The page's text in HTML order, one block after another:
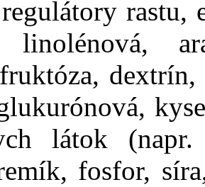
rastu,
linolénová,
látok
fosfor,